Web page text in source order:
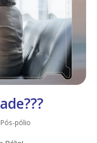
pólio